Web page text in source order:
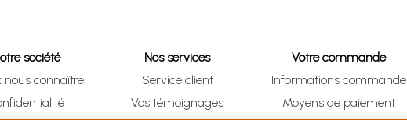
société
nous connaître
Nos services
Service client
Vos témoignages
Votre commande
Informations commande
Moyens de paiement